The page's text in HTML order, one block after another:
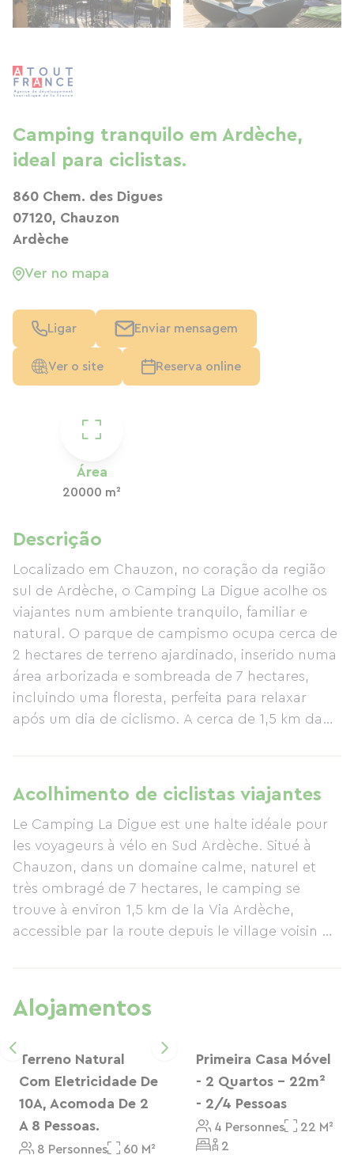
Área
20000 m²
Descrição
Localizado em Chauzon, no coração da região
sul de Ardèche, o Camping La Digue acolhe os
viajantes num ambiente tranquilo, familiar e
natural. O parque de campismo ocupa cerca de
2 hectares de terreno ajardinado, inserido numa
área arborizada e sombreada de 7 hectares,
incluindo uma floresta, perfeita para relaxar
após um dia de ciclismo. A cerca de 1,5 km da
uma paragem conveniente para os ciclistas que
desejam explorar a região sul de Ardèche. As
comodidades no local incluem parcelas para
campismo, alojamento para alugar, piscina
aquecida, acesso direto ao rio Ardèche, bar,
restaurante, snack-bar, mercearia Proxi,
lavandaria, kit de reparação de bicicletas e
pontos de carregamento para bicicletas
situado para explorar Ruoms, Balazuc, o Cirque
de Gens, aldeias encantadoras, mercados e as
paisagens naturais da região sul de Ardèche.
Um local de descanso relaxante, sombreado e
acolhedor, perto da área verde.
Acolhimento de ciclistas viajantes
Le Camping La Digue est une halte idéale pour
les voyageurs à vélo en Sud Ardèche. Situé à
Chauzon, dans un domaine calme, naturel et
très ombragé de 7 hectares, le camping se
trouve à environ 1,5 km de la Via Ardèche,
accessible par la route depuis le village voisin de
Nous accueillons les cyclistes en tente, en
emplacement ou en hébergement locatif, avec
Sur place, vous trouverez des services pratiques
pour votre étape : kit de réparation, prises
électriques pour recharger les batteries de VAE,
GPS ou téléphones, ainsi qu’une laverie pour
laver et sécher votre linge.
Alojamentos
Terreno Natural
Com Eletricidade De
10A, Acomoda De 2
A 8 Pessoas.
8 Personnes
60 M²
Primeira Casa Móvel
- 2 Quartos - 22m²
- 2/4 Pessoas
4 Personnes
22 M²
2
Camping tranquilo em Ardèche,
ideal para ciclistas.
860 Chem. des Digues
07120, Chauzon
Ardèche
Ver no mapa
Ligar Enviar mensagem
Ver o site Reserva online